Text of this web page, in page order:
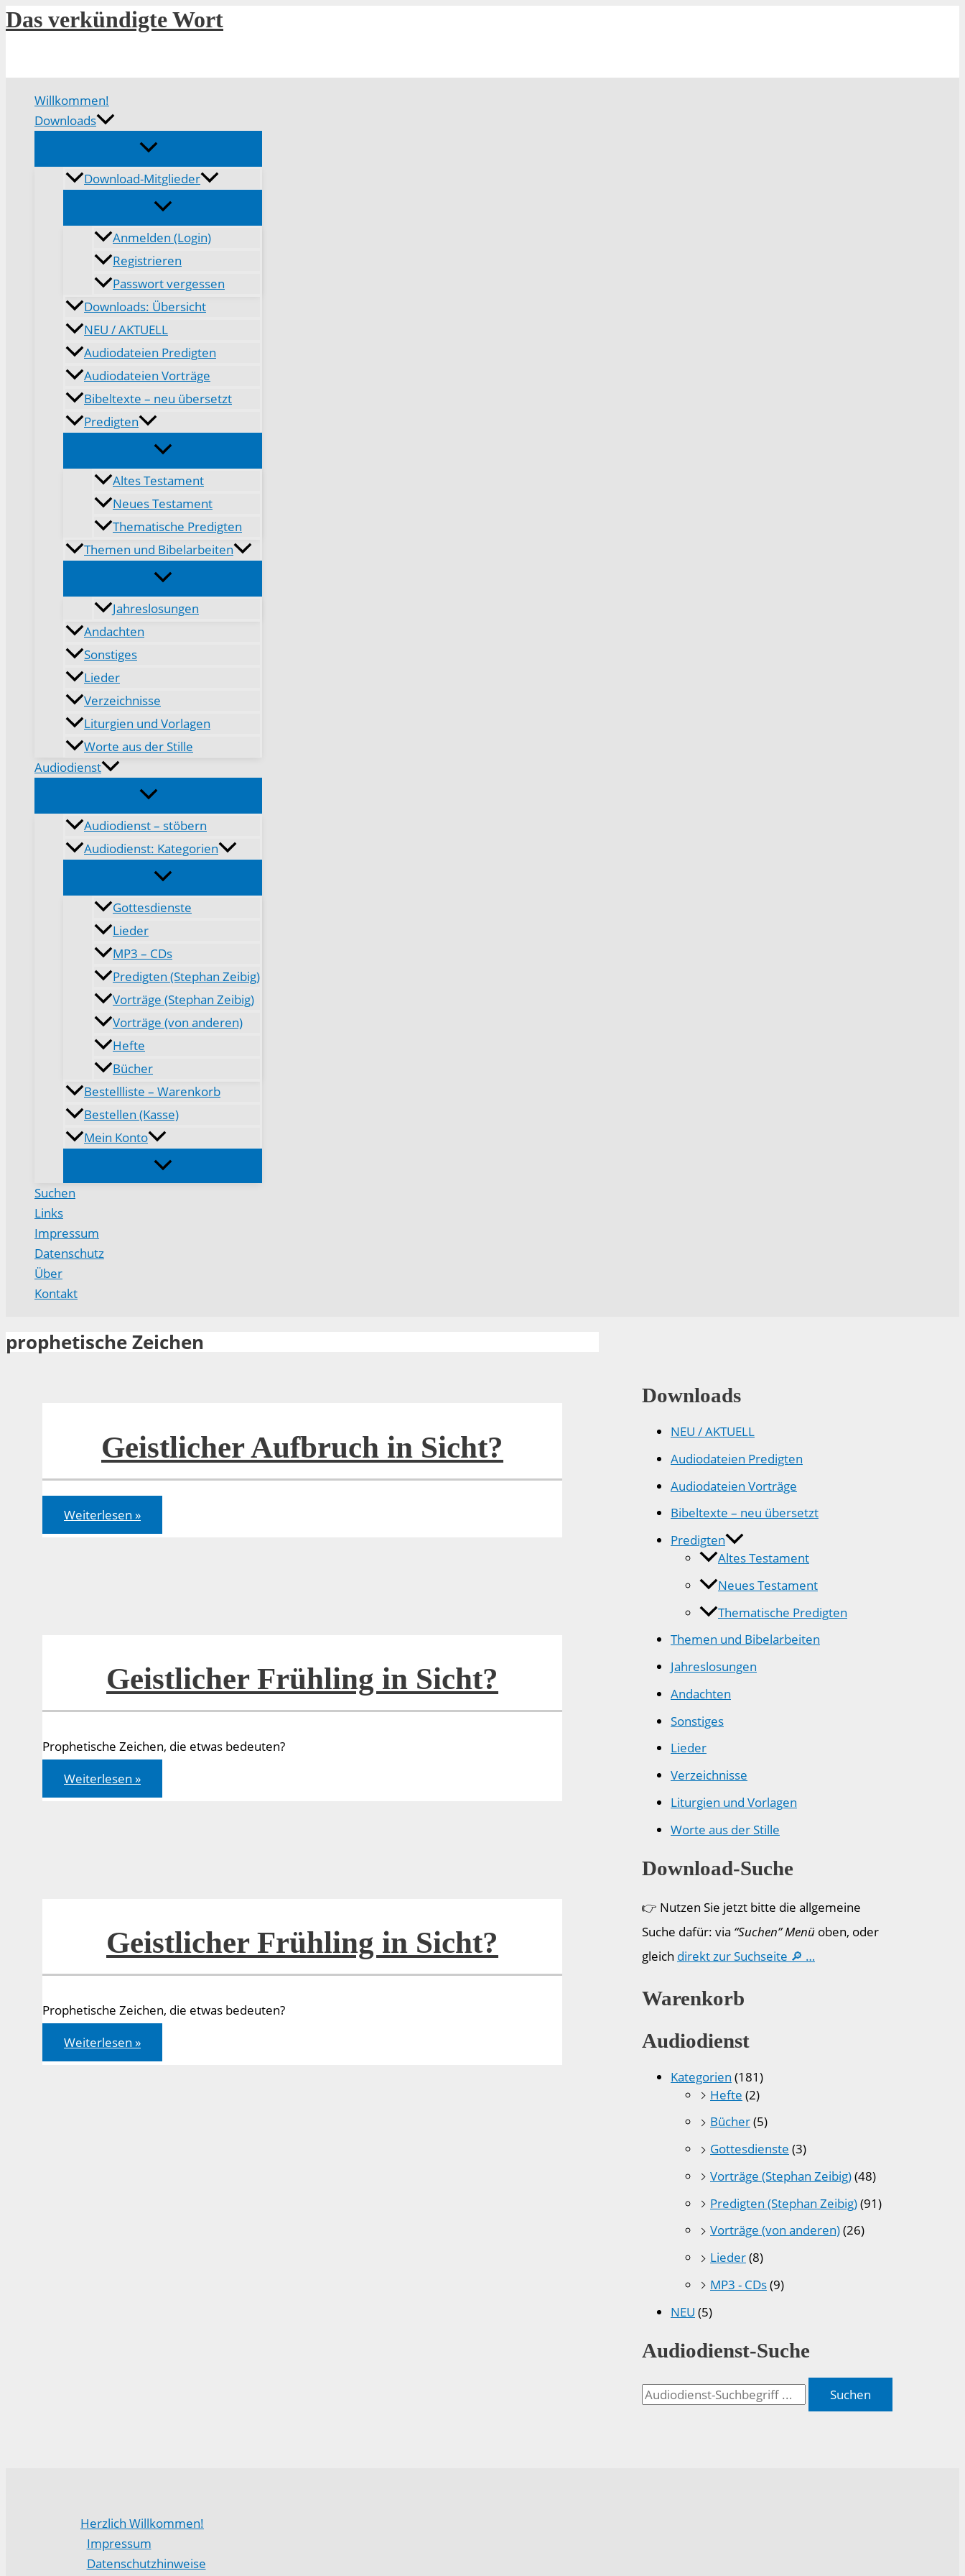
Zum
Inhalt
Das verkündigte Wort
Willkommen!
Downloads
Download-Mitglieder
Anmelden (Login)
Registrieren
Passwort vergessen
Downloads: Übersicht
NEU / AKTUELL
Audiodateien Predigten
Audiodateien Vorträge
Bibeltexte – neu übersetzt
Predigten
Altes Testament
Neues Testament
Thematische Predigten
Themen und Bibelarbeiten
Jahreslosungen
Andachten
Sonstiges
Lieder
Verzeichnisse
Liturgien und Vorlagen
Worte aus der Stille
Audiodienst
Audiodienst – stöbern
Audiodienst: Kategorien
Gottesdienste
Lieder
MP3 – CDs
Predigten (Stephan Zeibig)
Vorträge (Stephan Zeibig)
Vorträge (von anderen)
Hefte
Bücher
Bestellliste – Warenkorb
Bestellen (Kasse)
Mein Konto
Suchen
Links
Impressum
Datenschutz
Über
Kontakt
prophetische Zeichen
Geistlicher Aufbruch in Sicht?
Geistlicher
Aufbruch
in
Weiterlesen »
Geistlicher Frühling in Sicht?
Prophetische Zeichen, die etwas bedeuten?
Geistlicher
Frühling
in
Weiterlesen »
Geistlicher Frühling in Sicht?
Prophetische Zeichen, die etwas bedeuten?
Geistlicher
Frühling
in
Weiterlesen »
Downloads
NEU / AKTUELL
Audiodateien Predigten
Audiodateien Vorträge
Bibeltexte – neu übersetzt
Predigten
Altes Testament
Neues Testament
Thematische Predigten
Themen und Bibelarbeiten
Jahreslosungen
Andachten
Sonstiges
Lieder
Verzeichnisse
Liturgien und Vorlagen
Worte aus der Stille
Download-Suche
👉 Nutzen Sie jetzt bitte die allgemeine
Suche dafür: via “Suchen” Menü oben, oder
gleich direkt zur Suchseite 🔎 …
Warenkorb
Audiodienst
Kategorien (181)
Hefte (2)
Bücher(5)
Gottesdienste (3)
Vorträge (Stephan Zeibig)(48)
Predigten (Stephan Zeibig)(91)
Vorträge (von anderen)(26)
Lieder(8)
MP3 - CDs(9)
NEU (5)
Audiodienst-Suche
Suchen
Herzlich Willkommen!
Impressum
Datenschutzhinweise